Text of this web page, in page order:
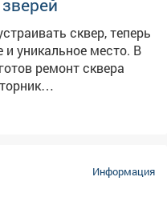
сквер, теперь
уникальное место. В
ремонт сквера
Теперь здесь можно не
Информация